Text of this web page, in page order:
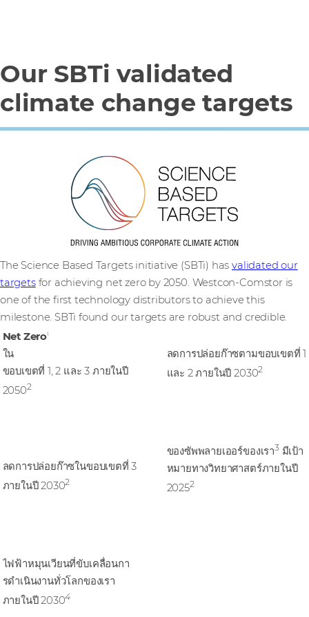
Our SBTi validated
climate change targets
The Science Based Targets initiative (SBTi) hasvalidated our
targetsfor achieving net zero by 2050. Westcon-Comstor is
one of the first technology distributors to achieve this
milestone. SBTi found our targets are robust and credible.
Net Zero1
ใน
ขอบเขตที่ 1, 2 และ 3 ภายในปี
20502
ลดการปล่อยก๊าซตามขอบเขตที่ 1
และ 2 ภายในปี 20302
ลดการปล่อยก๊าซในขอบเขตที่ 3
ภายในปี 20302
ของซัพพลายเออร์ของเรา3มีเป้า
หมายทางวิทยาศาสตร์ภายในปี
20252
ไฟฟ้าหมุนเวียนที่ขับเคลื่อนกา
รดําเนินงานทั่วโลกของเรา
ภายในปี 20304